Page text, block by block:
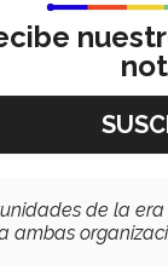
IIoTpara
del
aVufora Studio
estaciones de
software en
de la
ambas